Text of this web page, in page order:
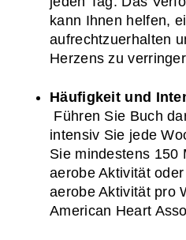
kann Ihnen helfen,
aufrechtzuerhalten
Herzens zu
Häufigkeit und
intensiv Sie jede
Sie mindestens 150
aerobe Aktivität
aerobe Aktivität pro
American Heart